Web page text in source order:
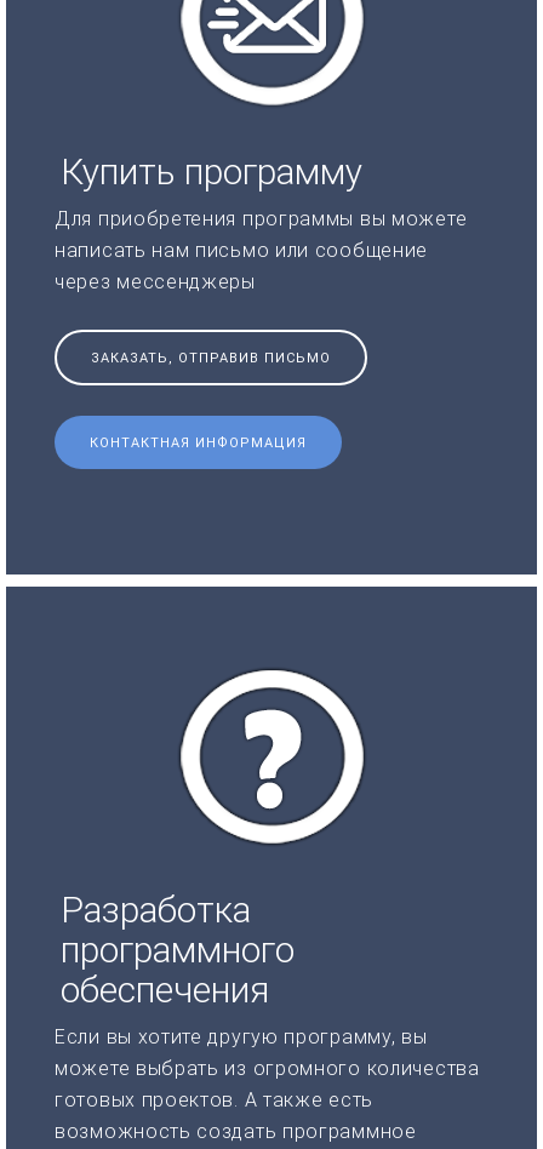
Купить программу
Для приобретения программы вы можете
написать нам письмо или сообщение
через мессенджеры
ЗАКАЗАТЬ, ОТПРАВИВ ПИСЬМО
КОНТАКТНАЯ ИНФОРМАЦИЯ
Разработка
программного
обеспечения
Если вы хотите другую программу, вы
можете выбрать из огромного количества
готовых проектов. А также есть
возможность создать программное